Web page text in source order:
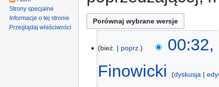
bież. poprz.
00:32,
Finowicki
dyskusja
Strony specjalne
Informacje o tej stronie
Przeglądaj właściwości